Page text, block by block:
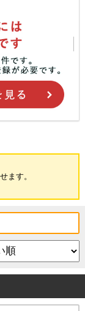
ます。